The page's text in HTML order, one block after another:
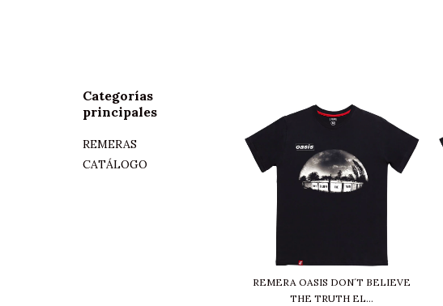
Categorías
principales
REMERAS
CATÁLOGO
REMERA OASIS DON´T BELIEVE
THE TRUTH EL...